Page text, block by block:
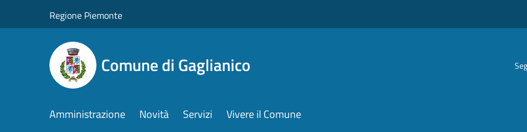
Regione Piemonte
Comune di Gaglianico
Amministrazione Novità Servizi Vivere il Comune